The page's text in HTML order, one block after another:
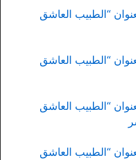
“الطبيب العاشق
“الطبيب العاشق
“الطبيب العاشق
“الطبيب العاشق